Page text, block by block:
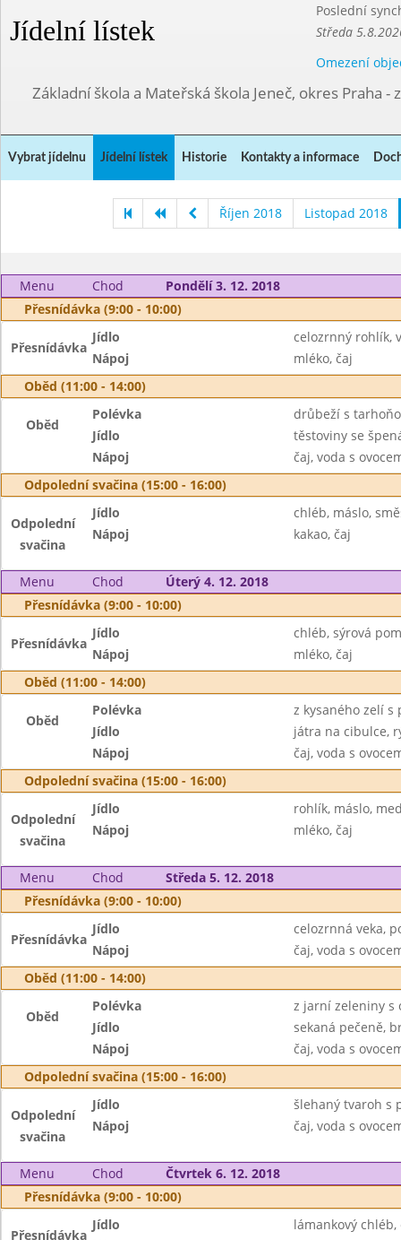
Jídelní lístek
Poslední
Středa
Omezení
Základní škola a Mateřská škola Jeneč, okres Praha -
Vybrat jídelnu Jídelní lístek Historie Kontakty a informace
Říjen 2018 Listopad 2018
Menu Chod
Pondělí 3. 12. 2018
Přesnídávka (9:00 - 10:00)
Přesnídávka
Jídlo
celozrnný rohlík,
Nápoj
mléko, čaj
Oběd (11:00 - 14:00)
Oběd
Polévka
drůbeží s
Jídlo
těstoviny se
Nápoj
čaj, voda s
Odpolední svačina (15:00 - 16:00)
Odpolední
svačina
Jídlo
chléb, máslo,
Nápoj
kakao, čaj
Menu Chod
Úterý 4. 12. 2018
Přesnídávka (9:00 - 10:00)
Přesnídávka
Jídlo
chléb, sýrová
Nápoj
mléko, čaj
Oběd (11:00 - 14:00)
Oběd
Polévka
z kysaného zelí s
Jídlo
játra na cibulce,
Nápoj
čaj, voda s
Odpolední svačina (15:00 - 16:00)
Odpolední
svačina
Jídlo
rohlík, máslo,
Nápoj
mléko, čaj
Menu Chod
Středa 5. 12. 2018
Přesnídávka (9:00 - 10:00)
Přesnídávka
Jídlo
celozrnná veka,
Nápoj
čaj, voda s
Oběd (11:00 - 14:00)
Oběd
Polévka
z jarní zeleniny s
Jídlo
sekaná pečeně,
Nápoj
čaj, voda s
Odpolední svačina (15:00 - 16:00)
Odpolední
svačina
Jídlo
šlehaný tvaroh s
Nápoj
čaj, voda s
Menu Chod
Čtvrtek 6. 12. 2018
Přesnídávka (9:00 - 10:00)
Přesnídávka
Jídlo
lámankový